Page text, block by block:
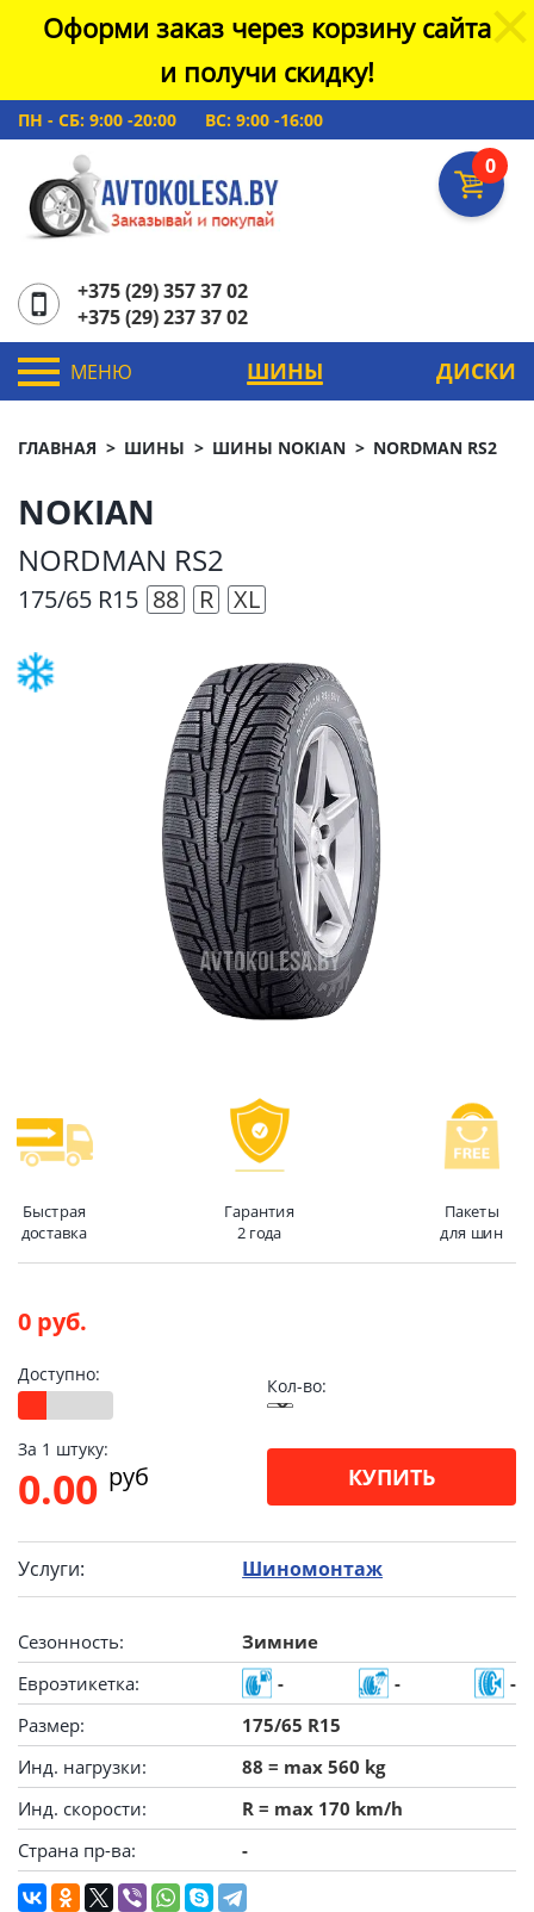
Оформи заказ через корзину сайта
и получи скидку!
ПН - СБ: 9:00 -20:00 ВС: 9:00 -16:00
0
+375 (29) 357 37 02
+375 (29) 237 37 02
МЕНЮ ШИНЫ ДИСКИ
ГЛАВНАЯ ШИНЫ ШИНЫ NOKIAN NORDMAN RS2
NOKIAN
NORDMAN RS2
175/65 R15 88 R XL
Быстрая
доставка
Гарантия
2 года
Пакеты
для шин
0 руб.
Доступно:
Кол-во:
За 1 штуку:
0.00 pуб КУПИТЬ
Услуги: Шиномонтаж
Сезонность:
Зимние
Евроэтикетка:
- -
-
Размер:
175/65 R15
Инд. нагрузки:
88 = max 560 kg
Инд. скорости:
R = max 170 km/h
Страна пр-ва:
-